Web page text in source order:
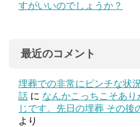
すがいいのでしょうか？
最近のコメント
埋葬での非常にピンチな状
話 に なんかこっちこそあ
じです。先日の埋葬 その後
より